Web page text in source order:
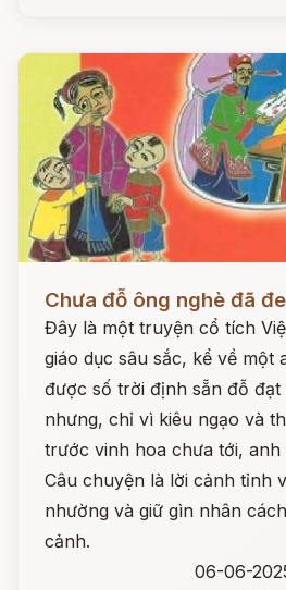
Chưa đỗ ông nghè đã
Đây là một truyện cổ tích
giáo dục sâu sắc, kể về một
được số trời định sẵn đỗ đạt
nhưng, chỉ vì kiêu ngạo và
trước vinh hoa chưa tới, anh
Câu chuyện là lời cảnh tỉnh
nhường và giữ gìn nhân
cảnh.
06-06-